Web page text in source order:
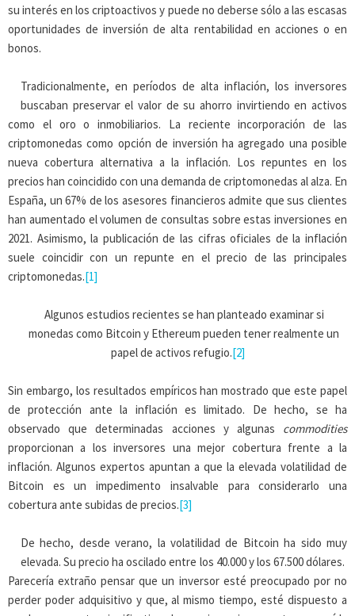
su interés en los criptoactivos y puede no deberse sólo a las escasas
oportunidades de inversión de alta rentabilidad en acciones o en
bonos.
Tradicionalmente, en períodos de alta inflación, los inversores
buscaban preservar el valor de su ahorro invirtiendo en activos
como el oro o inmobiliarios. La reciente incorporación de las
criptomonedas como opción de inversión ha agregado una posible
nueva cobertura alternativa a la inflación. Los repuntes en los
precios han coincidido con una demanda de criptomonedas al alza. En
España, un 67% de los asesores financieros admite que sus clientes
han aumentado el volumen de consultas sobre estas inversiones en
2021. Asimismo, la publicación de las cifras oficiales de la inflación
suele coincidir con un repunte en el precio de las principales
criptomonedas.[1]
Algunos estudios recientes se han planteado examinar si
monedas como Bitcoin y Ethereum pueden tener realmente un
papel de activos refugio.[2]
Sin embargo, los resultados empíricos han mostrado que este papel
de protección ante la inflación es limitado. De hecho, se ha
observado que determinadas acciones y algunas commodities
proporcionan a los inversores una mejor cobertura frente a la
inflación. Algunos expertos apuntan a que la elevada volatilidad de
Bitcoin es un impedimento insalvable para considerarlo una
cobertura ante subidas de precios.[3]
De hecho, desde verano, la volatilidad de Bitcoin ha sido muy
elevada. Su precio ha oscilado entre los 40.000 y los 67.500 dólares.
Parecería extraño pensar que un inversor esté preocupado por no
perder poder adquisitivo y que, al mismo tiempo, esté dispuesto a